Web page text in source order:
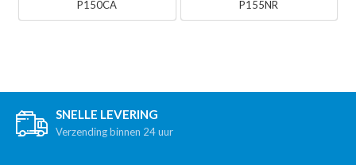
P150CA
P155NR
SNELLE LEVERING
Verzending binnen 24 uur